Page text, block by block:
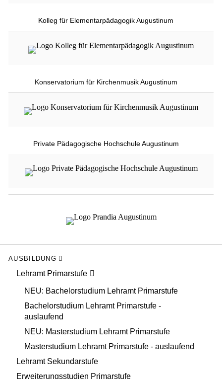
Kolleg für Elementarpädagogik Augustinum
Konservatorium für Kirchenmusik Augustinum
Private Pädagogische Hochschule Augustinum
AUSBILDUNG
Lehramt Primarstufe
NEU: Bachelorstudium Lehramt Primarstufe
Bachelorstudium Lehramt Primarstufe -
auslaufend
NEU: Masterstudium Lehramt Primarstufe
Masterstudium Lehramt Primarstufe - auslaufend
Lehramt Sekundarstufe
Erweiterungsstudien Primarstufe